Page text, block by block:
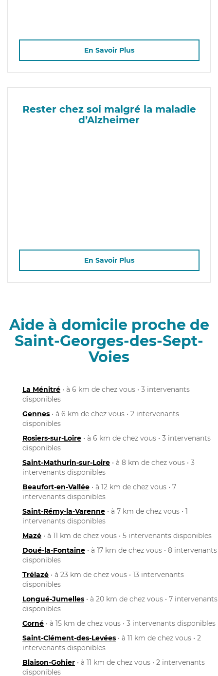
En Savoir Plus
Rester chez soi malgré la maladie
d’Alzheimer
En Savoir Plus
Aide à domicile proche de
Saint-Georges-des-Sept-
Voies
La Ménitré • à 6 km de chez vous • 3 intervenants
disponibles
Gennes • à 6 km de chez vous • 2 intervenants
disponibles
Rosiers-sur-Loire • à 6 km de chez vous • 3 intervenants
disponibles
Saint-Mathurin-sur-Loire • à 8 km de chez vous • 3
intervenants disponibles
Beaufort-en-Vallée • à 12 km de chez vous • 7
intervenants disponibles
Saint-Rémy-la-Varenne • à 7 km de chez vous • 1
intervenants disponibles
Mazé • à 11 km de chez vous • 5 intervenants disponibles
Doué-la-Fontaine • à 17 km de chez vous • 8 intervenants
disponibles
Trélazé • à 23 km de chez vous • 13 intervenants
disponibles
Longué-Jumelles • à 20 km de chez vous • 7 intervenants
disponibles
Corné • à 15 km de chez vous • 3 intervenants disponibles
Saint-Clément-des-Levées • à 11 km de chez vous • 2
intervenants disponibles
Blaison-Gohier • à 11 km de chez vous • 2 intervenants
disponibles